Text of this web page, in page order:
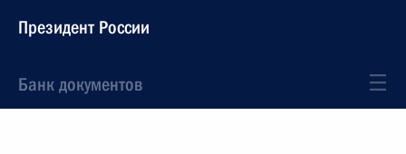
Президент России
Банк документов